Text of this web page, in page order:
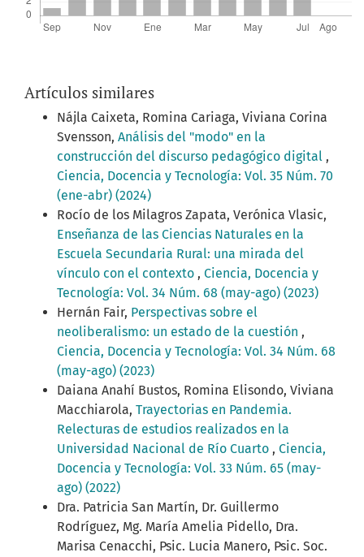
Artículos similares
Nájla Caixeta, Romina Cariaga, Viviana Corina
Svensson, Análisis del "modo" en la
construcción del discurso pedagógico digital ,
Ciencia, Docencia y Tecnología: Vol. 35 Núm. 70
(ene-abr) (2024)
Rocío de los Milagros Zapata, Verónica Vlasic,
Enseñanza de las Ciencias Naturales en la
Escuela Secundaria Rural: una mirada del
vínculo con el contexto , Ciencia, Docencia y
Tecnología: Vol. 34 Núm. 68 (may-ago) (2023)
Hernán Fair, Perspectivas sobre el
neoliberalismo: un estado de la cuestión ,
Ciencia, Docencia y Tecnología: Vol. 34 Núm. 68
(may-ago) (2023)
Daiana Anahí Bustos, Romina Elisondo, Viviana
Macchiarola, Trayectorias en Pandemia.
Relecturas de estudios realizados en la
Universidad Nacional de Río Cuarto , Ciencia,
Docencia y Tecnología: Vol. 33 Núm. 65 (may-
ago) (2022)
Dra. Patricia San Martín, Dr. Guillermo
Rodríguez, Mg. María Amelia Pidello, Dra.
Marisa Cenacchi, Psic. Lucia Manero, Psic. Soc.